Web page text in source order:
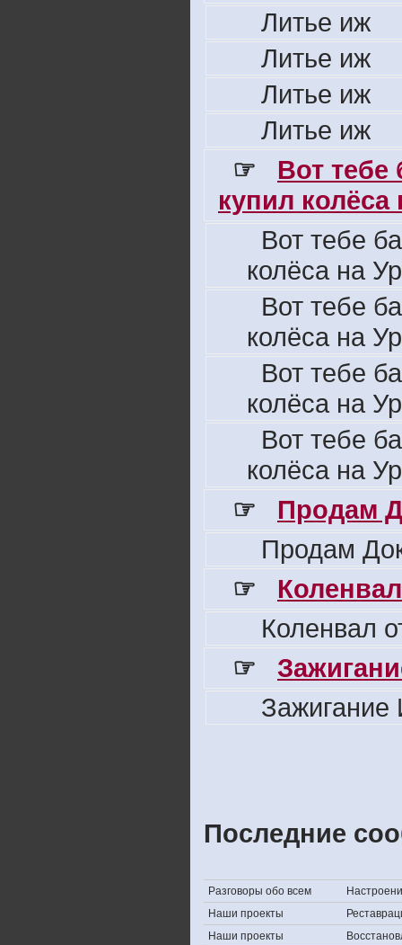
Литье иж
Литье иж
Литье иж
Литье иж
☞
Вот
купил колёса
Вот тебе
колёса на
Вот тебе
колёса на
Вот тебе
колёса на
Вот тебе
колёса на
☞
Продам
Продам
☞
Коленвал
☞
Последние
Разговоры обо всем
Наши проекты
Наши проекты